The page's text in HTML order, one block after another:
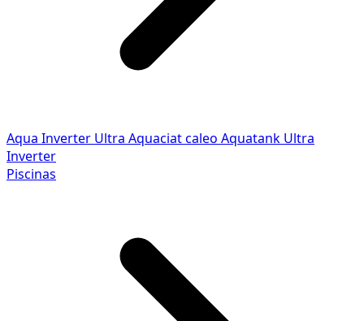
Aqua Inverter Ultra Aquaciat caleo Aquatank Ultra
Inverter
Piscinas